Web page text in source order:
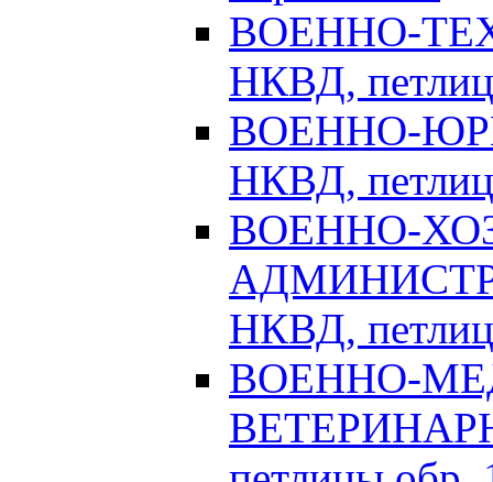
ВОЕННО-
НКВД,
ВОЕННО-
НКВД,
ВОЕННО-
НКВД,
ВОЕННО-